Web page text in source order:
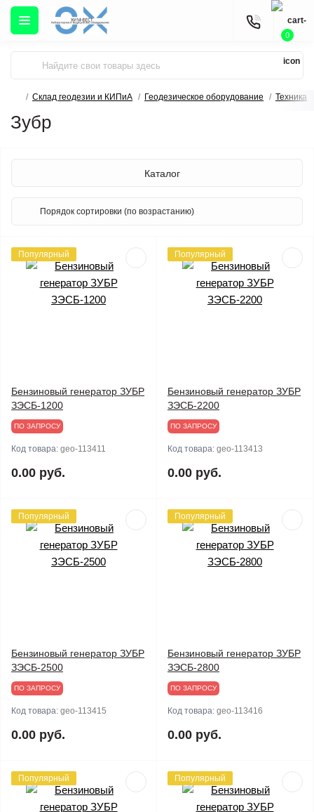
0
Склад геодезии и КИПиА Геодезическое оборудование Техника
Зубр
Каталог
Популярный
Бензиновый генератор ЗУБР
ЗЭСБ-1200
ПО ЗАПРОСУ
Код товара: geo-113411
0.00 руб.
Популярный
Бензиновый генератор ЗУБР
ЗЭСБ-2200
ПО ЗАПРОСУ
Код товара: geo-113413
0.00 руб.
Популярный
Бензиновый генератор ЗУБР
ЗЭСБ-2500
ПО ЗАПРОСУ
Код товара: geo-113415
0.00 руб.
Популярный
Бензиновый генератор ЗУБР
ЗЭСБ-2800
ПО ЗАПРОСУ
Код товара: geo-113416
0.00 руб.
Популярный Популярный